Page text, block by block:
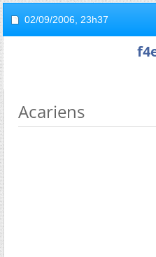
02/09/2006, 23h37
Acariens